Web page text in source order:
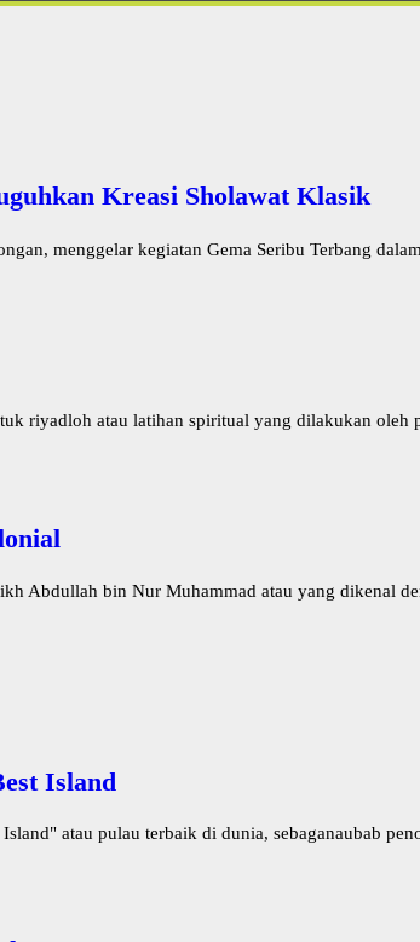
Kreasi Sholawat Klasik
menggelar kegiatan Gema Seribu Terbang
riyadloh atau latihan spiritual yang dilakukan oleh
Abdullah bin Nur Muhammad atau yang dikenal
Island
atau pulau terbaik di dunia, sebaganaubab